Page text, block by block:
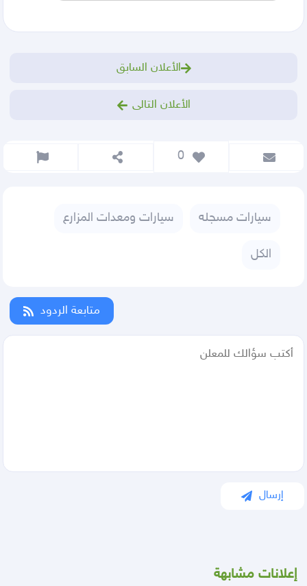
إعلانات مشابهة
الأعلان السابق
الأعلان التالى
سيارات مسجله سيارات ومعدات المزارع
الكل
متابعة الردود
إرسال